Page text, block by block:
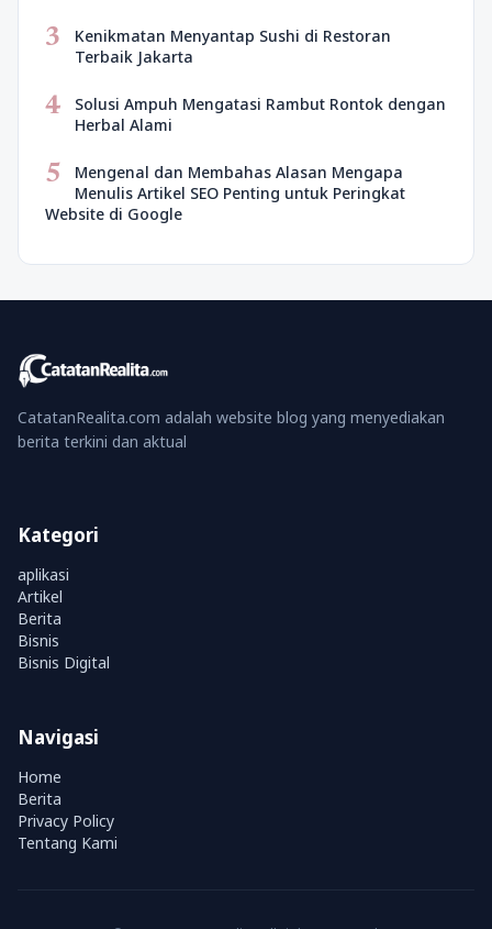
3
Kenikmatan Menyantap Sushi di Restoran
Terbaik Jakarta
4
Solusi Ampuh Mengatasi Rambut Rontok dengan
Herbal Alami
5
Mengenal dan Membahas Alasan Mengapa
Menulis Artikel SEO Penting untuk Peringkat
Website di Google
CatatanRealita.com adalah website blog yang menyediakan
berita terkini dan aktual
Kategori
aplikasi
Artikel
Berita
Bisnis
Bisnis Digital
Navigasi
Home
Berita
Privacy Policy
Tentang Kami